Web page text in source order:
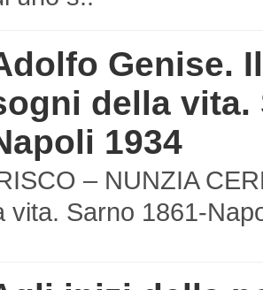
Genise.
della vita.
1934
– NUNZIA
vita. Sarno 1861-